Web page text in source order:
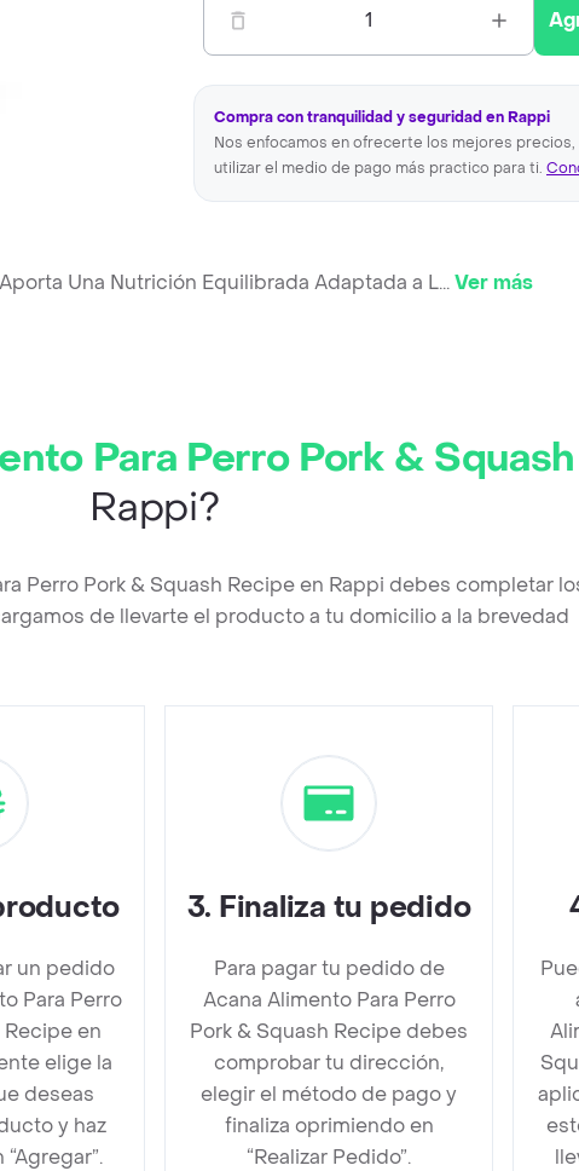
1
Compra con tranquilidad y seguridad en Rappi
Nos enfocamos en ofrecerte los mejores
utilizar el medio de pago más practico para ti.
Una Nutrición Equilibrada Adaptada a L...Ver más
Para Perro Pork &
Rappi?
Perro Pork & Squash Recipe en Rappi debes completar
de llevarte el producto a tu domicilio a la brevedad
un pedido
Para Perro
Recipe en
elige la
deseas
y haz
3. Finaliza tu pedido
Para pagar tu pedido de
Acana Alimento Para Perro
Pork & Squash Recipe debes
comprobar tu dirección,
elegir el método de pago y
finaliza oprimiendo en
“Realizar Pedido”.